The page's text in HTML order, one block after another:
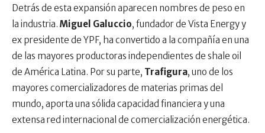
Detrás de esta expansión aparecen nombres de peso en
la industria. Miguel Galuccio, fundador de Vista Energy y
ex presidente de YPF, ha convertido a la compañía en una
de las mayores productoras independientes de shale oil
de América Latina. Por su parte, Trafigura, uno de los
mayores comercializadores de materias primas del
mundo, aporta una sólida capacidad financiera y una
extensa red internacional de comercialización energética.